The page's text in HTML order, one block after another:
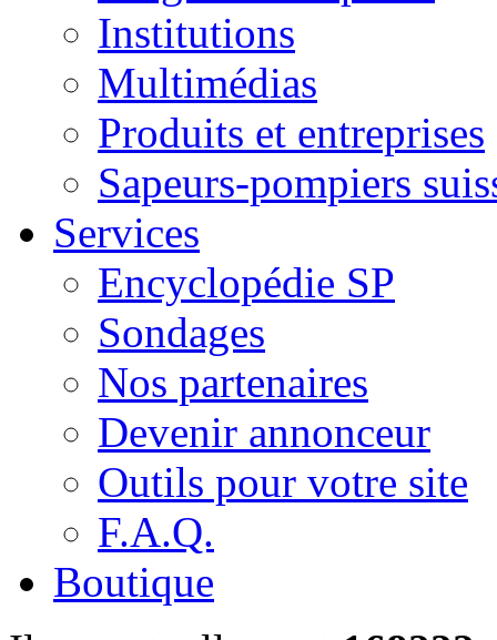
Institutions
Multimédias
Produits et entreprises
Sapeurs-pompiers
Services
Encyclopédie SP
Sondages
Nos partenaires
Devenir annonceur
Outils pour votre site
F.A.Q.
Boutique